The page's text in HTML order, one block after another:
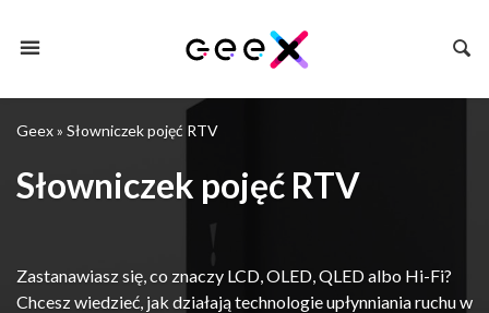
Geex» Słowniczek pojęć RTV
Słowniczek pojęć RTV
Zastanawiasz się, co znaczy LCD, OLED, QLED albo Hi-Fi?
Chcesz wiedzieć, jak działają technologie upłynniania ruchu w